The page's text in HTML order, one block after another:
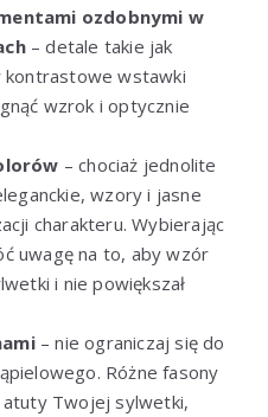
ozdobnymi w
– detale takie jak
kontrastowe wstawki
wzrok i optycznie
– chociaż jednolite
wzory i jasne
charakteru. Wybierając
uwagę na to, aby wzór
i nie powiększał
– nie ograniczaj się do
Różne fasony
atuty Twojej sylwetki,